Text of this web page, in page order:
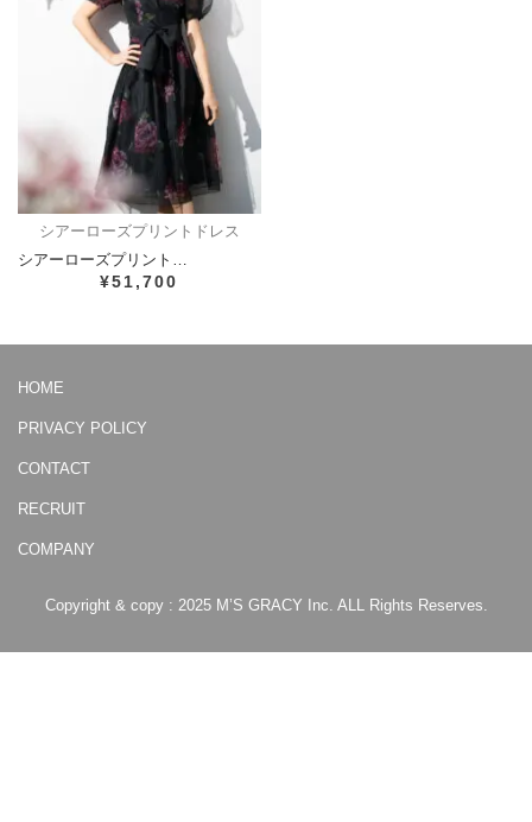
シアーローズプリントドレス
シアーローズプリント…
¥51,700
HOME
PRIVACY POLICY
CONTACT
RECRUIT
COMPANY
Copyright & copy : 2025 M’S GRACY Inc. ALL Rights Reserves.